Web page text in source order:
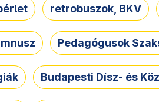
retrobuszok, BKV
Pedagógusok
Budapesti Dísz- és